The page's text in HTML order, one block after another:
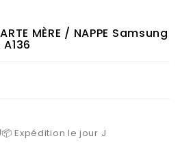
MÈRE / NAPPE Samsung
Expédition le jour J